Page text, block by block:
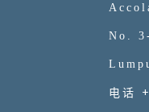
No.
电话